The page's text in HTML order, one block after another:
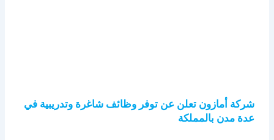
شركة أمازون تعلن عن توفر وظائف شاغرة وتدريبية في
عدة مدن بالمملكة